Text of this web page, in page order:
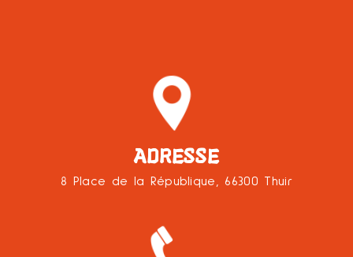
ADRESSE
8 Place de la République, 66300 Thuir